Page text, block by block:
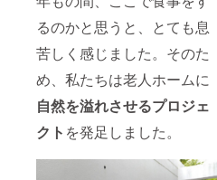
るのかと思うと、とても息
苦しく感じました。そのた
め、私たちは老人ホームに
自然を溢れさせるプロジェ
クト を発足しました。